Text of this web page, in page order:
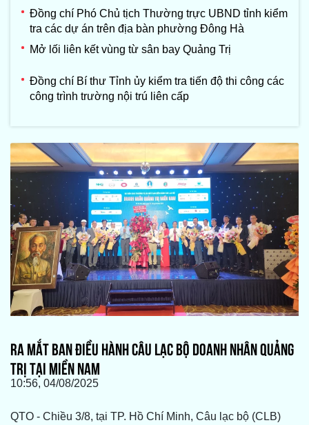
Đồng chí Phó Chủ tịch Thường trực UBND tỉnh kiểm
tra các dự án trên địa bàn phường Đông Hà
Mở lối liên kết vùng từ sân bay Quảng Trị
Đồng chí Bí thư Tỉnh ủy kiểm tra tiến độ thi công các
công trình trường nội trú liên cấp
RA MẮT BAN ĐIỀU HÀNH CÂU LẠC BỘ DOANH NHÂN QUẢNG
TRỊ TẠI MIỀN NAM
10:56, 04/08/2025
QTO - Chiều 3/8, tại TP. Hồ Chí Minh, Câu lạc bộ (CLB)